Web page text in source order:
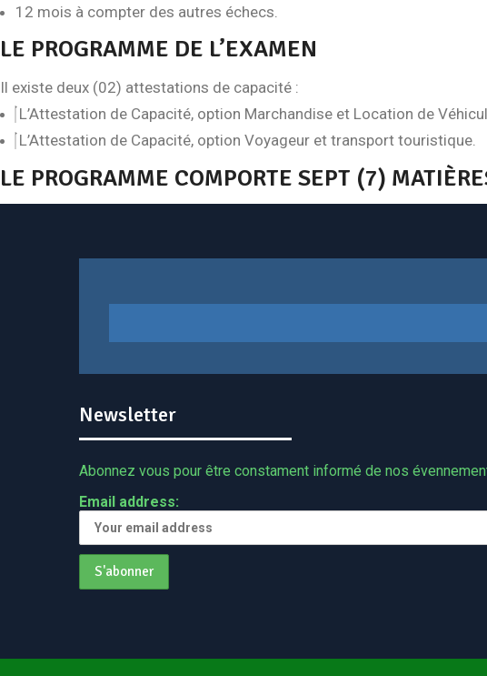
12 mois à compter des autres échecs.
LE PROGRAMME DE L’EXAMEN
Il existe deux (02) attestations de capacité :
L’Attestation de Capacité, option Marchandise et Location de
L’Attestation de Capacité, option Voyageur et transport touristique.
LE PROGRAMME COMPORTE SEPT (7)
Newsletter
Abonnez vous pour être constament informé de nos
Email address: